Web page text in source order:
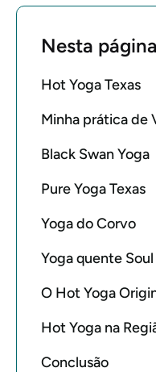
Nesta página
Hot Yoga Texas
Minha prática de
Black Swan Yoga
Pure Yoga Texas
Yoga do Corvo
Yoga quente
O Hot Yoga
Hot Yoga na
Conclusão